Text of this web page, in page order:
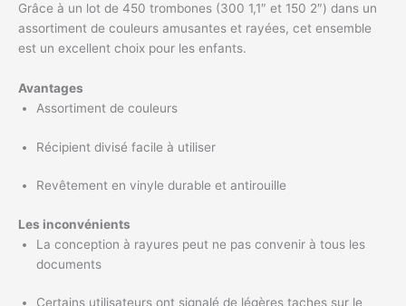
Grâce à un lot de 450 trombones (300 1,1″ et 150 2″) dans un
assortiment de couleurs amusantes et rayées, cet ensemble
est un excellent choix pour les enfants.
Avantages
Assortiment de couleurs
Récipient divisé facile à utiliser
Revêtement en vinyle durable et antirouille
Les inconvénients
La conception à rayures peut ne pas convenir à tous les
documents
Certains utilisateurs ont signalé de légères taches sur le